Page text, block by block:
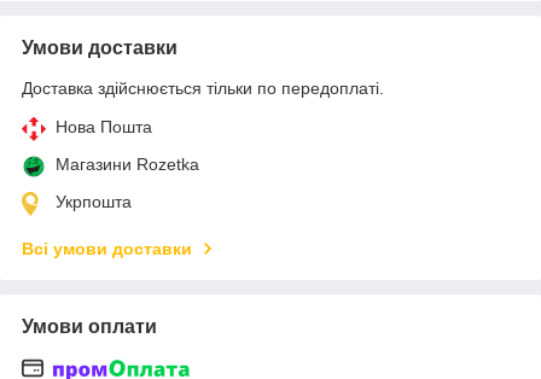
Умови доставки
Доставка здійснюється тільки по передоплаті.
Нова Пошта
Магазини Rozetka
Укрпошта
Всі умови доставки
Умови оплати